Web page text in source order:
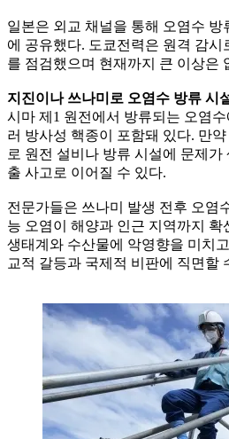
일본은 외교 채널을 통해 오염수 방
에 공유했다. 도쿄전력은 원격 감시
를 점검했으며 현재까지 큰 이상은
지진이나 쓰나미로 오염수 방류 시
시마 제1 원전에서 방류되는 오염
러 방사성 핵종이 포함돼 있다. 만
로 원전 설비나 방류 시설에 문제가
출 사고로 이어질 수 있다.
전문가들은 쓰나미 발생 전후 오염
능 오염이 해양과 인근 지역까지
생태계와 수산물에 악영향을 미치
교적 갈등과 국제적 비판에 직면할